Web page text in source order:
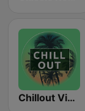
Chillout Vibes